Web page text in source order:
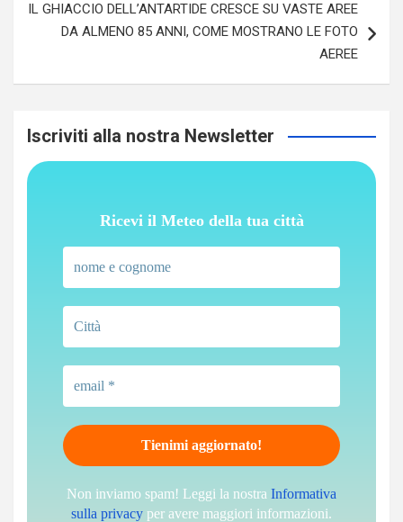
IL GHIACCIO DELL’ANTARTIDE CRESCE SU VASTE AREE
DA ALMENO 85 ANNI, COME MOSTRANO LE FOTO
AEREE
Iscriviti alla nostra Newsletter
Ricevi il Meteo della tua città
Non inviamo spam! Leggi la nostra Informativa
sulla privacy per avere maggiori informazioni.